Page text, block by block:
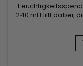
240 ml Hilft dabei,
auf gesundes
patentierte Fiber
vor thermischen
das Haar zwischen